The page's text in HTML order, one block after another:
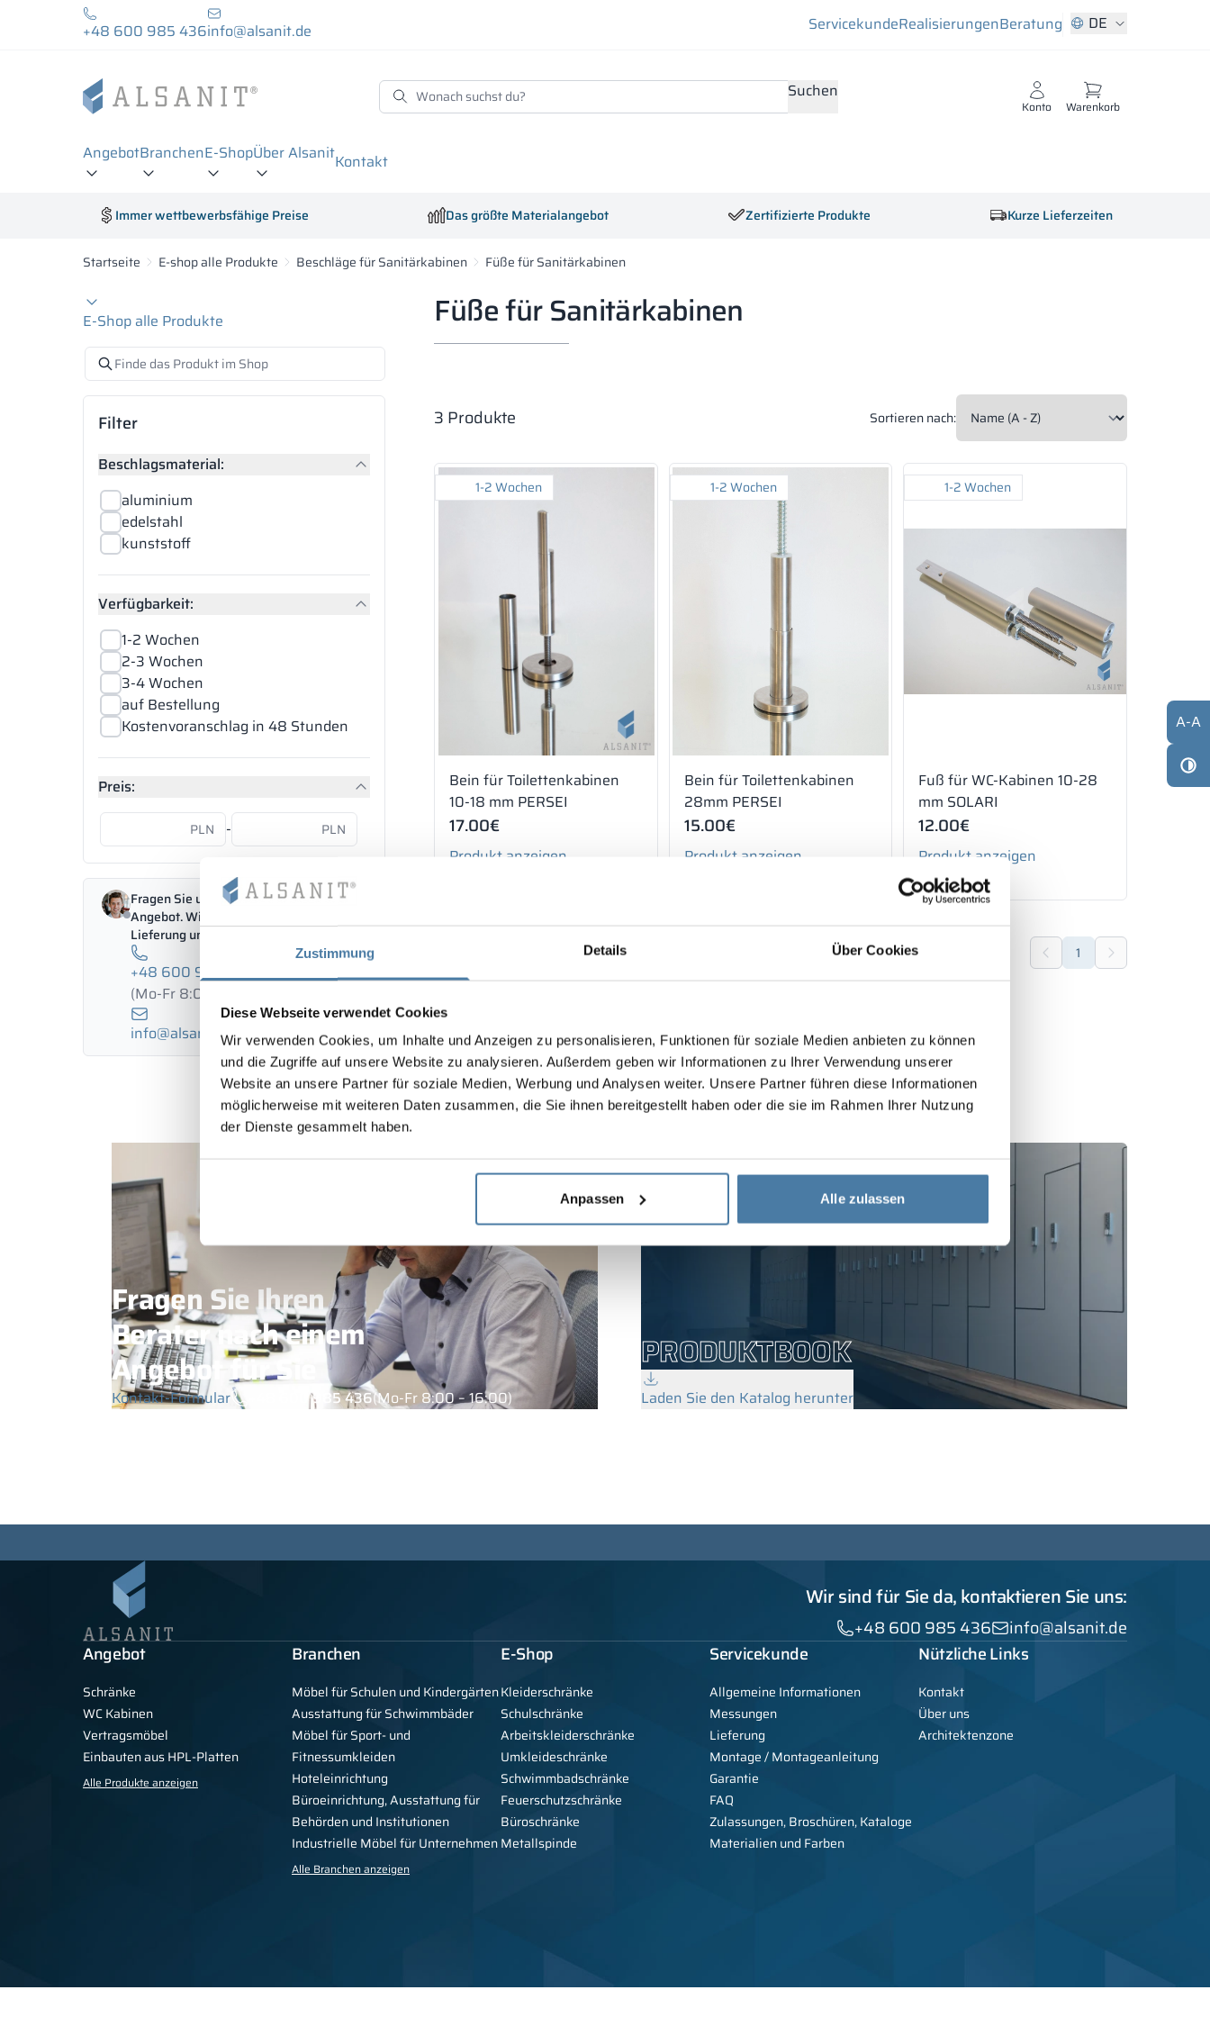
Zustimmung Details Über Cookies
Diese Webseite verwendet Cookies
Wir verwenden Cookies, um Inhalte und Anzeigen zu personalisieren, Funktionen für soziale Medien anbieten zu können
und die Zugriffe auf unsere Website zu analysieren. Außerdem geben wir Informationen zu Ihrer Verwendung unserer
Website an unsere Partner für soziale Medien, Werbung und Analysen weiter. Unsere Partner führen diese Informationen
möglicherweise mit weiteren Daten zusammen, die Sie ihnen bereitgestellt haben oder die sie im Rahmen Ihrer Nutzung
der Dienste gesammelt haben.
Anpassen Alle zulassen
+48 600 985 436info@alsanit.de ServicekundeRealisierungenBeratung DE
Suchen
Konto Warenkorb
AngebotBranchenE-ShopÜber AlsanitKontakt
Immer wettbewerbsfähige Preise Das größte Materialangebot Zertifizierte Produkte Kurze Lieferzeiten
Startseite E-shop alle Produkte Beschläge für Sanitärkabinen Füße für Sanitärkabinen
E-Shop alle Produkte
Filter
Beschlagsmaterial:
aluminium
edelstahl
kunststoff
Verfügbarkeit:
1-2 Wochen
2-3 Wochen
3-4 Wochen
auf Bestellung
Kostenvoranschlag in 48 Stunden
Preis:
PLN - PLN
Fragen Sie unseren Berater nach einem
Angebot. Wir übernehmen auch Aufmaß,
Lieferung und Montage.
+48 600 985 436
(Mo-Fr 8:00 - 16:00)
info@alsanit.de
Füße für Sanitärkabinen
3 Produkte Sortieren nach:
1-2 Wochen
Bein für Toilettenkabinen
10-18 mm PERSEI
17.00€
Produkt anzeigen
1-2 Wochen
Bein für Toilettenkabinen
28mm PERSEI
15.00€
Produkt anzeigen
1-2 Wochen
Fuß für WC-Kabinen 10-28
mm SOLARI
12.00€
Produkt anzeigen
1
Fragen Sie Ihren
Berater nach einem
Angebot für Sie
Kontakt-Formular +48 600 985 436(Mo-Fr 8:00 – 16:00)
PRODUKTBOOK
Laden Sie den Katalog herunter
Wir sind für Sie da, kontaktieren Sie uns:
+48 600 985 436
info@alsanit.de
Angebot
Schränke
WC Kabinen
Vertragsmöbel
Einbauten aus HPL-Platten
Alle Produkte anzeigen
Branchen
Möbel für Schulen und Kindergärten
Ausstattung für Schwimmbäder
Möbel für Sport- und
Fitnessumkleiden
Hoteleinrichtung
Büroeinrichtung, Ausstattung für
Behörden und Institutionen
Industrielle Möbel für Unternehmen
Alle Branchen anzeigen
E-Shop
Kleiderschränke
Schulschränke
Arbeitskleiderschränke
Umkleideschränke
Schwimmbadschränke
Feuerschutzschränke
Büroschränke
Metallspinde
Servicekunde
Allgemeine Informationen
Messungen
Lieferung
Montage / Montageanleitung
Garantie
FAQ
Zulassungen, Broschüren, Kataloge
Materialien und Farben
Nützliche Links
Kontakt
Über uns
Architektenzone
A-A